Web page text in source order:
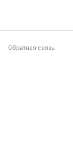
Обратная связь